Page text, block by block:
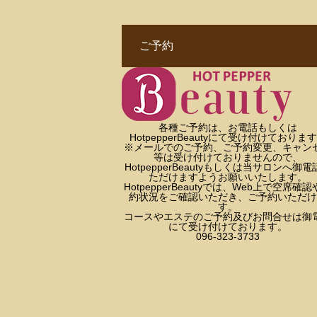
ご予約
各種ご予約は、お電話もしくは
HotpepperBeautyにて受け付けております
※メールでのご予約、ご予約変更、キャン
等は受け付けておりませんので、
HotpepperBeautyもしくは当サロンへ御電
ただけますようお願いいたします。
HotpepperBeautyでは、Web上で空席確認
約状況をご確認いただき、ご予約いただけ
す。
コースやエステのご予約及びお問合せは御
にて受け付けております。
096-323-3733